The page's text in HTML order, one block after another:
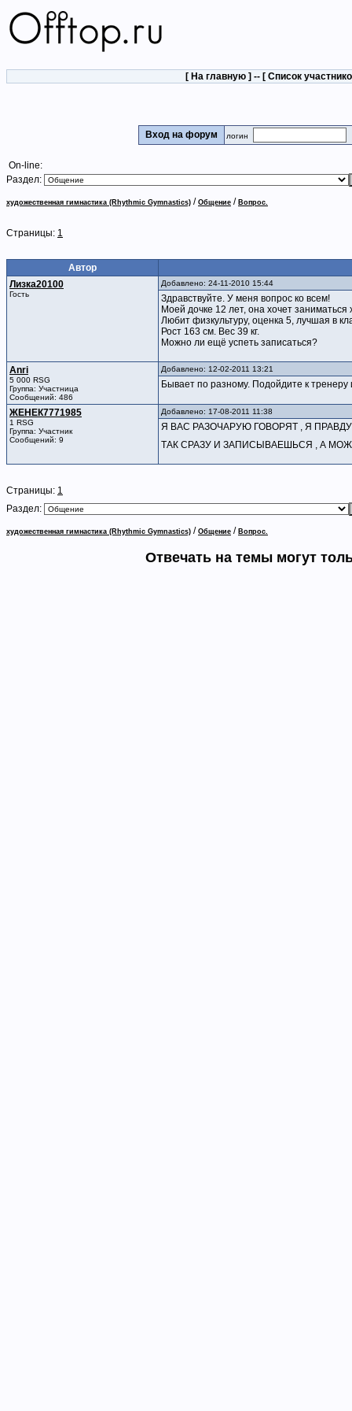
[ На главную ] -- [ Список
Вход на форум логин
On-line:
Раздел:
художественная гимнастика (Rhythmic Gymnastics) / Общение / Вопрос.
Страницы: 1
Автор
Лизка20100
Гость
Добавлено: 24-11-2010 15:44
Здравствуйте. У меня вопрос ко всем!
Моей дочке 12 лет, она хочет заниматься
Любит физкультуру, оценка 5, лучшая в
Рост 163 cм. Вес 39 кг.
Можно ли ещё успеть записаться?
Anri
5 000 RSG
Группа: Участница
Сообщений: 486
Добавлено: 12-02-2011 13:21
Бывает по разному. Подойдите к тренеру
ЖЕНЕК7771985
1 RSG
Группа: Участник
Сообщений: 9
Добавлено: 17-08-2011 11:38
Я ВАС РАЗОЧАРУЮ ГОВОРЯТ , Я
ТАК СРАЗУ И ЗАПИСЫВАЕШЬСЯ , А
Страницы: 1
Раздел:
художественная гимнастика (Rhythmic Gymnastics) / Общение / Вопрос.
Отвечать на темы могут